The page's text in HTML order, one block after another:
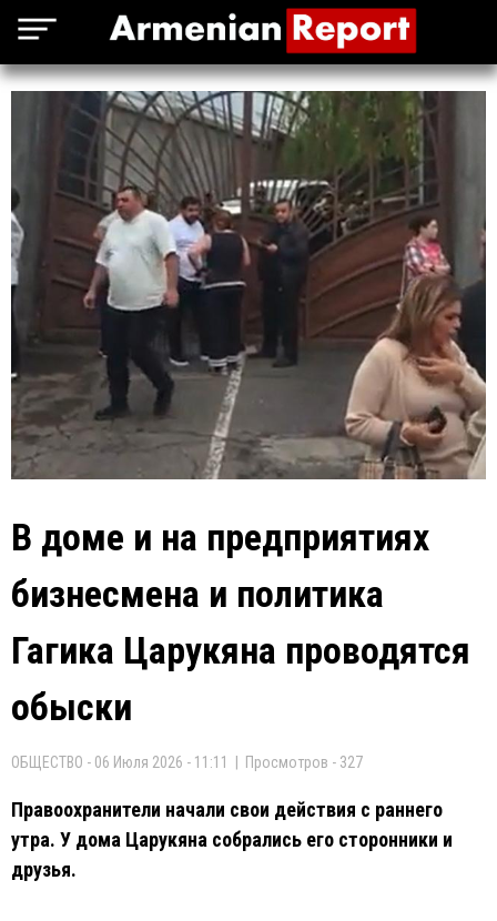
В доме и на предприятиях
бизнесмена и политика
Гагика Царукяна проводятся
обыски
ОБЩЕСТВО - 06 Июля 2026 - 11:11 | Просмотров - 327
Правоохранители начали свои действия с раннего
утра. У дома Царукяна собрались его сторонники и
друзья.